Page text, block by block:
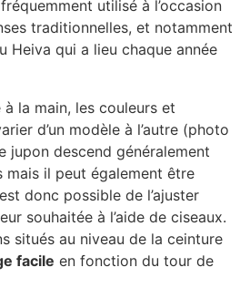
utilisé à l’occasion
traditionnelles, et notamment
Heiva qui a lieu chaque année
la main, les couleurs et
d’un modèle à l’autre (photo
jupon descend généralement
mais il peut également être
donc possible de l’ajuster
souhaitée à l’aide de ciseaux.
situés au niveau de la ceinture
facile en fonction du tour de